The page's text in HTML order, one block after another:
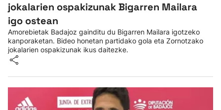
jokalarien ospakizunak Bigarren Mailara
igo ostean
Amorebietak Badajoz gainditu du Bigarren Mailara igotzeko
kanporaketan. Bideo honetan partidako gola eta Zornotzako
jokalarien ospakizunak ikus daitezke.